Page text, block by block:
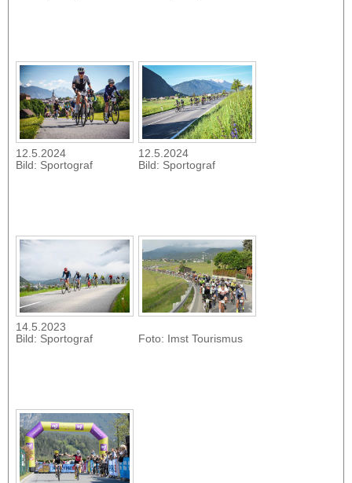
12.5.2024
Bild: Sportograf
12.5.2024
Bild: Sportograf
14.5.2023
Bild: Sportograf
Foto: Imst Tourismus